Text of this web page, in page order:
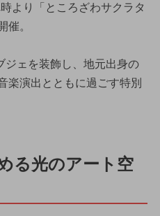
より「ところざわサクラタ
催。
ジェを装飾し、地元出身の
楽演出とともに過ごす特別
る光のアート空